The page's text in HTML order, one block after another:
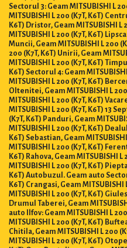
Sectorul 3: Geam MITSUBISHI L
MITSUBISHI L 200 (K7T, K6T)
K6T) Dristor, Geam MITSUBISHI L
MITSUBISHI L 200 (K7T, K6T)
Muncii, Geam MITSUBISHI L 200
200 (K7T, K6T) Unirii, Geam
MITSUBISHI L 200 (K7T, K6T)
K6T) Sectorul 4: Geam
MITSUBISHI L 200 (K7T, K6T)
Oltenitei, Geam MITSUBISHI L
MITSUBISHI L 200 (K7T, K6T)
MITSUBISHI L 200 (K7T, K6T) 13
(K7T, K6T) Panduri, Geam
MITSUBISHI L 200 (K7T, K6T)
K6T) Sebastian, Geam
MITSUBISHI L 200 (K7T, K6T)
K6T) Rahova, Geam MITSUBISHI L
MITSUBISHI L 200 (K7T, K6T)
K6T) Autobuzul. Geam auto Sector
K6T) Crangasi, Geam MITSUBISHI
MITSUBISHI L 200 (K7T, K6T)
Drumul Taberei, Geam
auto Ilfov: Geam MITSUBISHI L
MITSUBISHI L 200 (K7T, K6T)
Chitila, Geam MITSUBISHI L 200
MITSUBISHI L 200 (K7T, K6T)